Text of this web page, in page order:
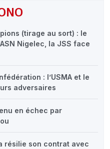
(tirage au sort) : le
Nigelec, la JSS face
: l’USMA et le
adversaires
en échec par
résilie son contrat avec